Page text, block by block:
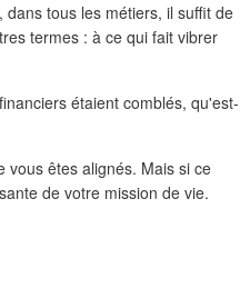
tous les métiers, il suffit de
termes : à ce qui fait vibrer
étaient comblés, qu'est-
vous êtes alignés. Mais si ce
de votre mission de vie.